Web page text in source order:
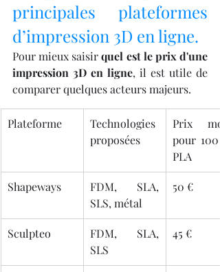
principales plateformes
d’impression 3D en ligne.
Pour mieux saisir quel est le prix d'une
impression 3D en ligne, il est utile de
comparer quelques acteurs majeurs.
Plateforme
Technologies
proposées
Prix
pour 100
PLA
Shapeways
FDM, SLA,
SLS, métal
50 €
Sculpteo
FDM, SLA,
SLS
45 €